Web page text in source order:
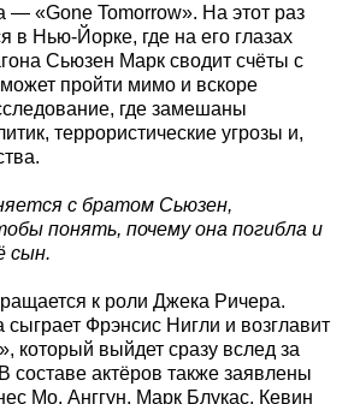
— «Gone Tomorrow». На этот раз
в Нью-Йорке, где на его глазах
Сьюзен Марк сводит счёты с
пройти мимо и вскоре
где замешаны
террористические угрозы и,
с братом Сьюзен,
понять, почему она погибла и
сын.
к роли Джека Ричера.
Фрэнсис Нигли и возглавит
который выйдет сразу вслед за
составе актёров также заявлены
Мо, Анггун, Марк Блукас, Кевин